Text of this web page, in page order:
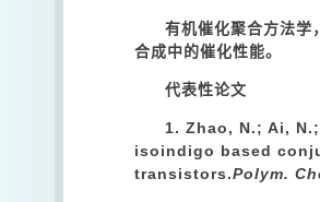
有机催化聚合方法学
合成中的催化性能。
代表性论文
1. Zhao, N.; Ai,
isoindigo based
transistors.Polym.